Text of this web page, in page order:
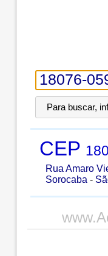
Para buscar,
CEP
Rua Amaro
Sorocaba -